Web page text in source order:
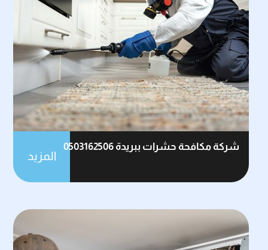
شركة مكافحة حشرات ببريدة 0503162506
المزيد